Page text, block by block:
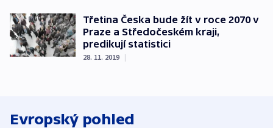
Třetina Česka bude žít v roce 2070 v
Praze a Středočeském kraji,
predikují statistici
28. 11. 2019 |
Evropský pohled